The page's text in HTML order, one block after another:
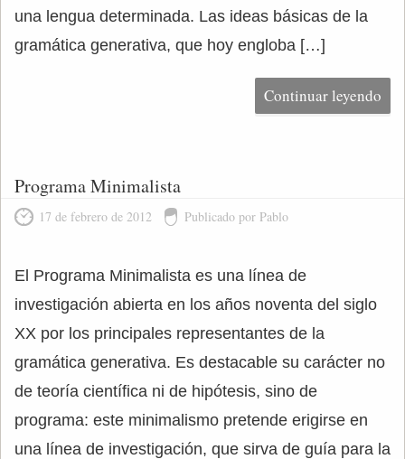
una lengua determinada. Las ideas básicas de la
gramática generativa, que hoy engloba […]
Continuar leyendo
Programa Minimalista
17 de febrero de 2012 Publicado por Pablo
El Programa Minimalista es una línea de
investigación abierta en los años noventa del siglo
XX por los principales representantes de la
gramática generativa. Es destacable su carácter no
de teoría científica ni de hipótesis, sino de
programa: este minimalismo pretende erigirse en
una línea de investigación, que sirva de guía para la